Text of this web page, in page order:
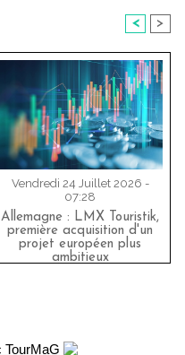
< >
Vendredi 24 Juillet 2026 -
07:28
Allemagne : LMX Touristik,
première acquisition d'un
projet européen plus
ambitieux